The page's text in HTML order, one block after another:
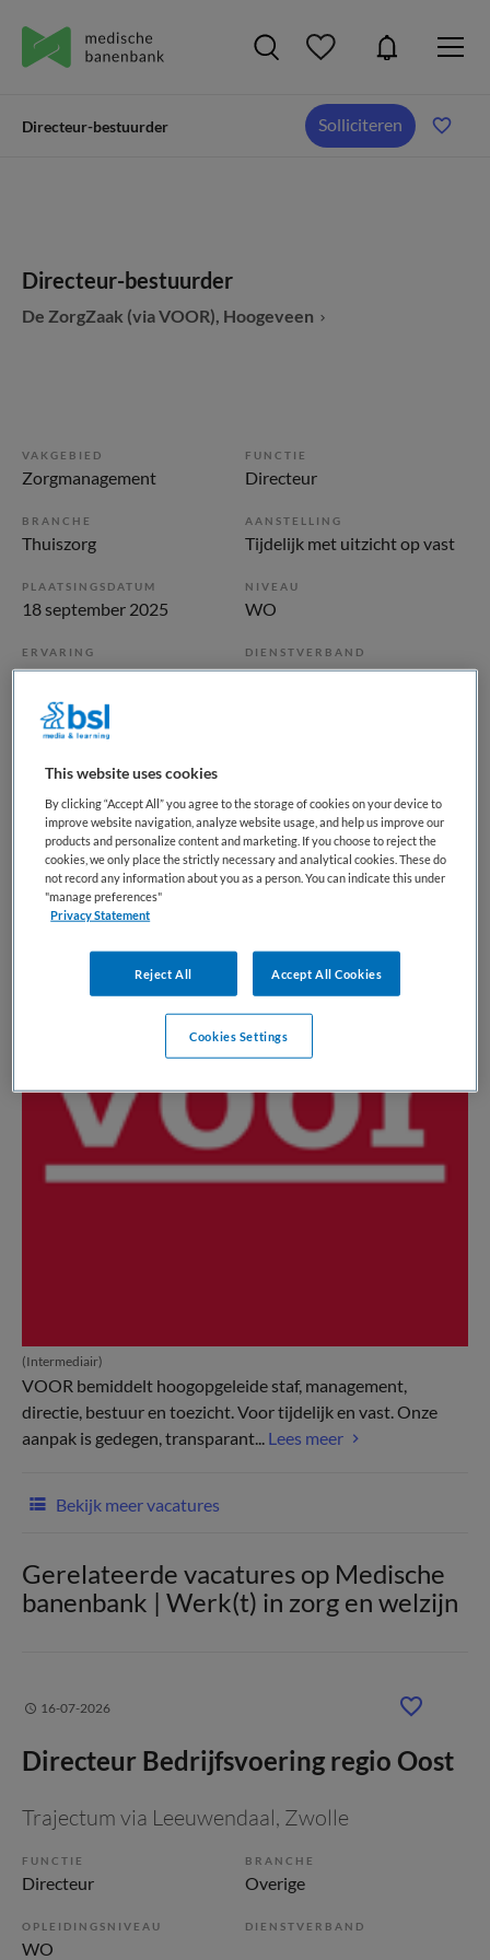
Directeur-bestuurder Solliciteren
Directeur-bestuurder
De ZorgZaak (via VOOR), Hoogeveen
VAKGEBIED
Zorgmanagement
FUNCTIE
Directeur
BRANCHE
Thuiszorg
AANSTELLING
Tijdelijk met uitzicht op vast
PLAATSINGSDATUM
18 september 2025
NIVEAU
WO
ERVARING
Ervaren
DIENSTVERBAND
Niet nader bepaald
Vacature niet beschikbaar
VOOR) is niet meer actueel. Hieronder staan enkele
vergelijkbare vacatures die voor u wellicht interessant zijn.
(Intermediair)
VOOR bemiddelt hoogopgeleide staf, management,
directie, bestuur en toezicht. Voor tijdelijk en vast. Onze
aanpak is gedegen, transparant... Lees meer
Bekijk meer vacatures
Gerelateerde vacatures op Medische
banenbank | Werk(t) in zorg en welzijn
16-07-2026
Directeur Bedrijfsvoering regio Oost
Trajectum via Leeuwendaal, Zwolle
FUNCTIE
Directeur
BRANCHE
Overige
OPLEIDINGSNIVEAU
WO
DIENSTVERBAND
This website uses cookies
By clicking “Accept All” you agree to the storage of cookies on your device to
improve website navigation, analyze website usage, and help us improve our
products and personalize content and marketing. If you choose to reject the
cookies, we only place the strictly necessary and analytical cookies. These do
not record any information about you as a person. You can indicate this under
"manage preferences"
Privacy Statement
Reject All Accept All Cookies
Cookies Settings